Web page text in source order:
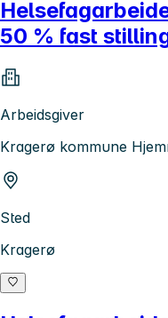
50 % fast
Arbeidsgiver
Kragerø kommune
Sted
Kragerø